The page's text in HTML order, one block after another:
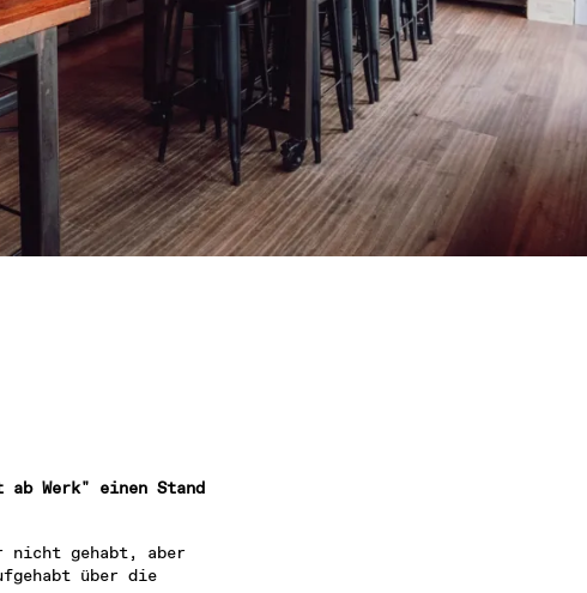
Werk" einen Stand
nicht gehabt, aber
über die